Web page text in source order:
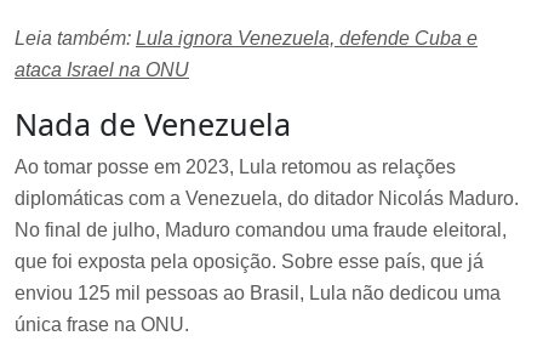
Leia também: Lula ignora Venezuela, defende Cuba e
ataca Israel na ONU
Nada de Venezuela
Ao tomar posse em 2023, Lula retomou as relações
diplomáticas com a Venezuela, do ditador Nicolás Maduro.
No final de julho, Maduro comandou uma fraude eleitoral,
que foi exposta pela oposição. Sobre esse país, que já
enviou 125 mil pessoas ao Brasil, Lula não dedicou uma
única frase na ONU.